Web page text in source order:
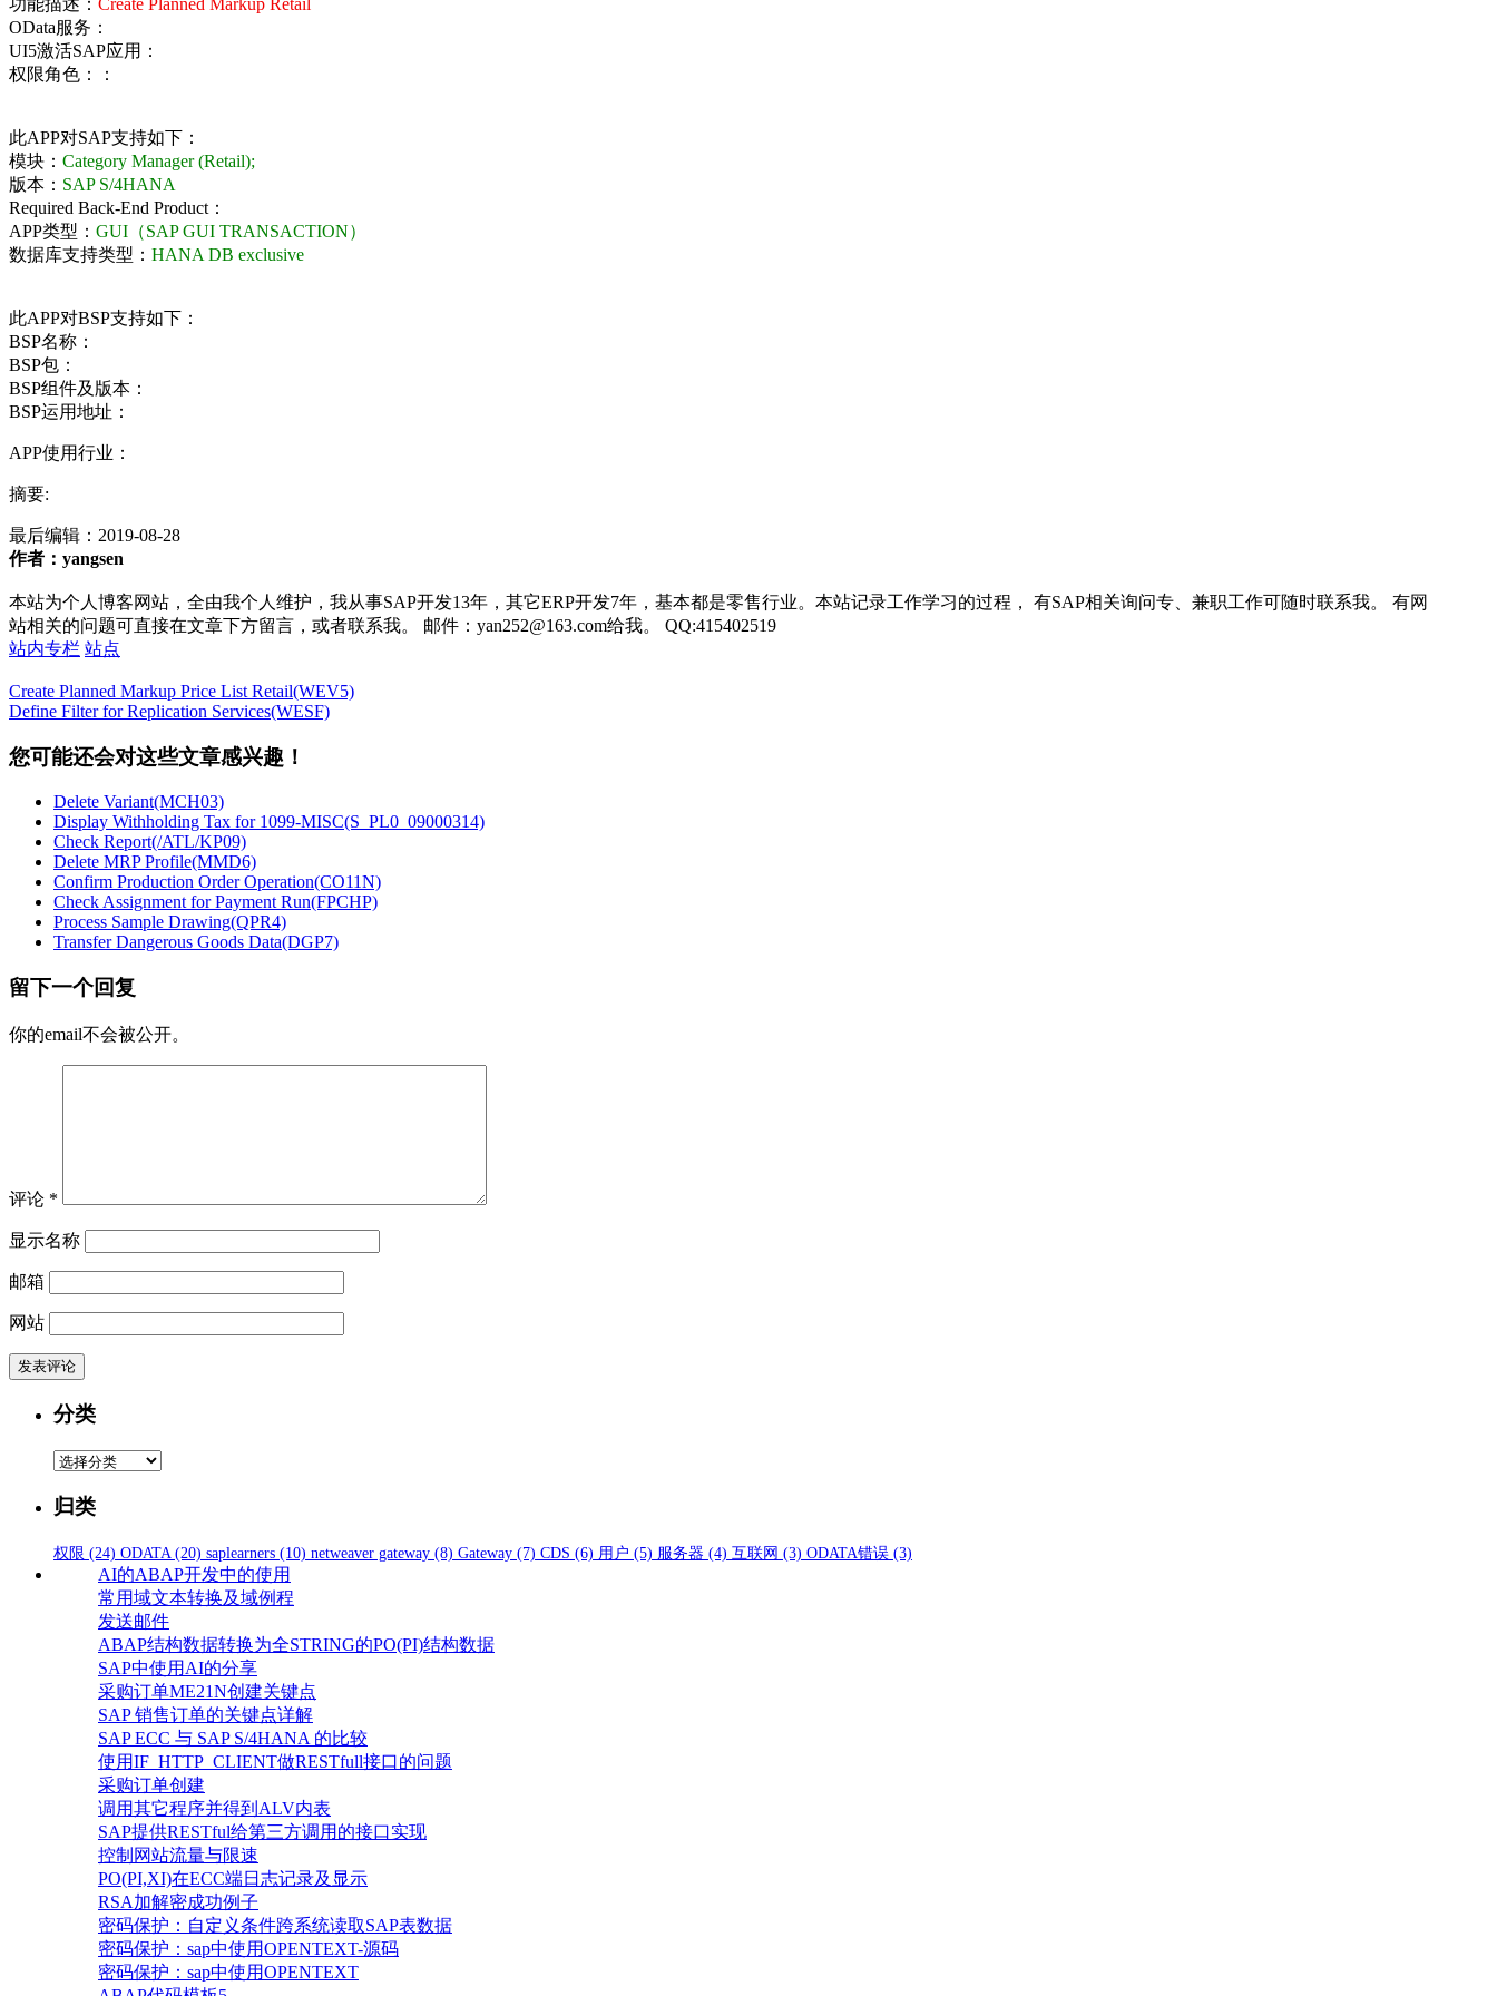
OData服务：
UI5激活SAP应用：
权限角色：：
此APP对SAP支持如下：
模块： Category Manager (Retail);
版本： SAP S/4HANA
Required Back-End Product：
APP类型： GUI（SAP GUI TRANSACTION）
数据库支持类型： HANA DB exclusive
此APP对BSP支持如下：
BSP名称：
BSP包：
BSP组件及版本：
BSP运用地址：
APP使用行业：
摘要:
最后编辑： 2019-08-28
作者：yangsen
本站为个人博客网站，全由我个人维护，我从事SAP开发13年，其它ERP开发7年，基本都是零售行业。本站记录工作学习的过程， 有SAP相关询问专、兼职工作可随时联系我。 有网
站相关的问题可直接在文章下方留言，或者联系我。 邮件：yan252@163.com给我。 QQ:415402519
站内专栏 站点
Create Planned Markup Price List Retail(WEV5)
Define Filter for Replication Services(WESF)
您可能还会对这些文章感兴趣！
Delete Variant(MCH03)
Display Withholding Tax for 1099-MISC(S_PL0_09000314)
Check Report(/ATL/KP09)
Delete MRP Profile(MMD6)
Confirm Production Order Operation(CO11N)
Check Assignment for Payment Run(FPCHP)
Process Sample Drawing(QPR4)
Transfer Dangerous Goods Data(DGP7)
留下一个回复
你的email不会被公开。
评论 *
显示名称
邮箱
网站
分类
分
归类
权限 (24) ODATA (20) saplearners (10) netweaver gateway (8) Gateway (7) CDS (6) 用户 (5) 服务器 (4) 互联网 (3) ODATA错误 (3)
AI的ABAP开发中的使用
常用域文本转换及域例程
发送邮件
ABAP结构数据转换为全STRING的PO(PI)结构数据
SAP中使用AI的分享
采购订单ME21N创建关键点
SAP 销售订单的关键点详解
SAP ECC 与 SAP S/4HANA 的比较
使用IF_HTTP_CLIENT做RESTfull接口的问题
采购订单创建
调用其它程序并得到ALV内表
SAP提供RESTful给第三方调用的接口实现
控制网站流量与限速
PO(PI,XI)在ECC端日志记录及显示
RSA加解密成功例子
密码保护：自定义条件跨系统读取SAP表数据
密码保护：sap中使用OPENTEXT-源码
密码保护：sap中使用OPENTEXT